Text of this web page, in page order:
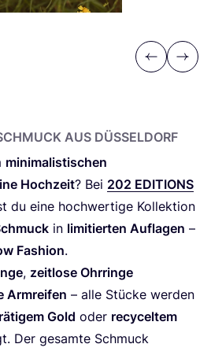
Previous
Next
AUS DÜSSELDORF
mini­ma­lis­ti­schen
Hoch­zeit? Bei 202 EDI­TI­ONS
du eine hoch­wer­ti­ge Kol­lek­ti­on
in limi­tier­ten Auf­la­gen –
Fashion.
, zeit­lo­se Ohr­rin­ge
Arm­rei­fen – alle Stü­cke wer­den
Gold oder recy­cel­tem
Der gesam­te Schmuck